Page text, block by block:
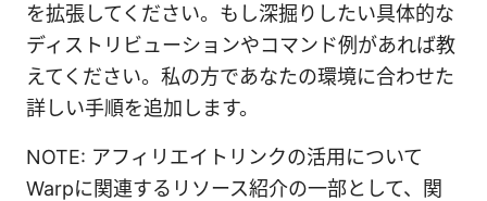
を拡張してください。もし深掘りしたい具体的な
ディストリビューションやコマンド例があれば教
えてください。私の方であなたの環境に合わせた
詳しい手順を追加します。
NOTE: アフィリエイトリンクの活用について
Warpに関連するリソース紹介の一部として、関